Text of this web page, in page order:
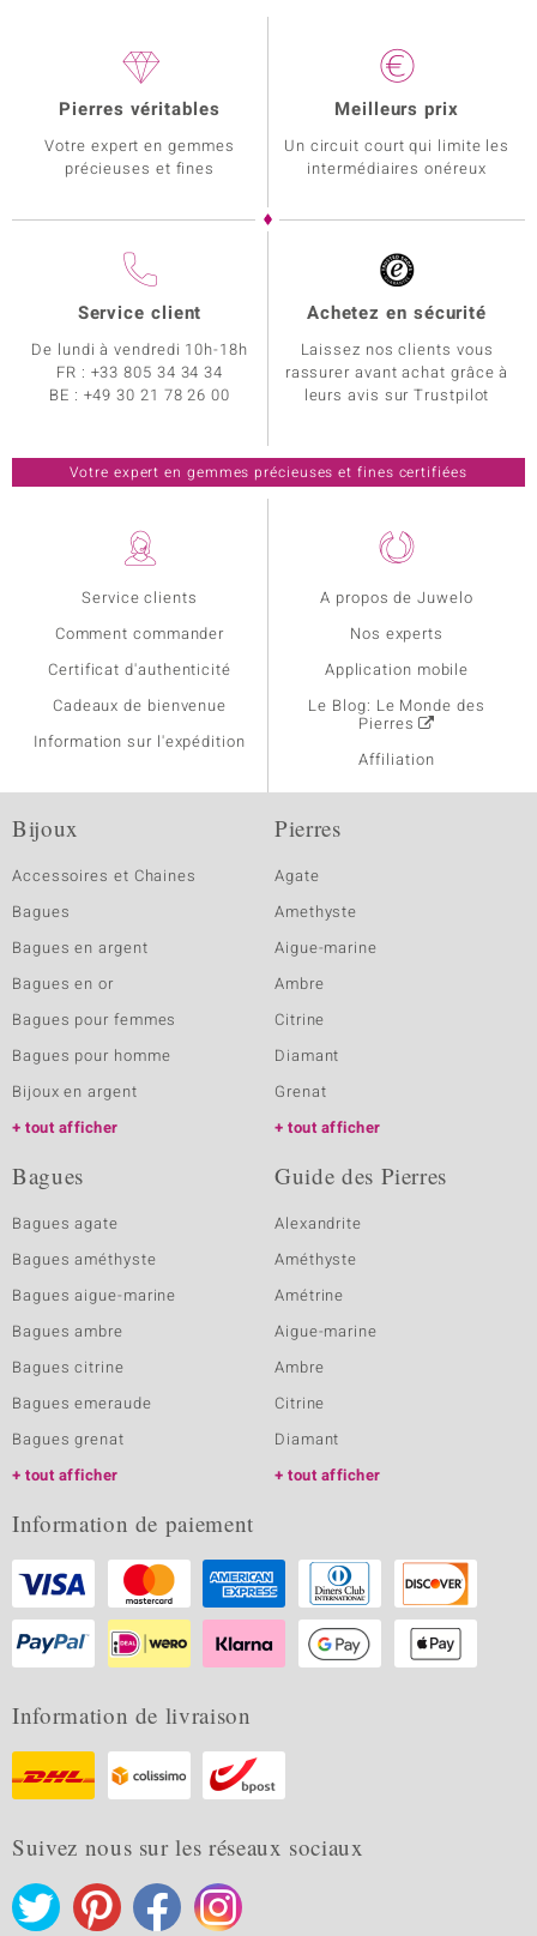
Service clients
Comment commander
Certificat d'authenticité
Cadeaux de bienvenue
Information sur l'expédition
A propos de Juwelo
Nos experts
Application mobile
Le Blog: Le Monde des
Pierres
Affiliation
Pierres véritables
Votre expert en gemmes
précieuses et fines
Meilleurs prix
Un circuit court qui limite les
intermédiaires onéreux
Service client
De lundi à vendredi 10h-18h
FR : +33 805 34 34 34
BE : +49 30 21 78 26 00
Achetez en sécurité
Laissez nos clients vous
rassurer avant achat grâce à
leurs avis sur Trustpilot
Votre expert en gemmes précieuses et fines certifiées
Bijoux
Accessoires et Chaines
Bagues
Bagues en argent
Bagues en or
Bagues pour femmes
Bagues pour homme
Bijoux en argent
tout afficher
Pierres
Agate
Amethyste
Aigue-marine
Ambre
Citrine
Diamant
Grenat
tout afficher
Bagues
Bagues agate
Bagues améthyste
Bagues aigue-marine
Bagues ambre
Bagues citrine
Bagues emeraude
Bagues grenat
tout afficher
Guide des Pierres
Alexandrite
Améthyste
Amétrine
Aigue-marine
Ambre
Citrine
Diamant
tout afficher
Information de paiement
Information de livraison
Suivez nous sur les réseaux sociaux